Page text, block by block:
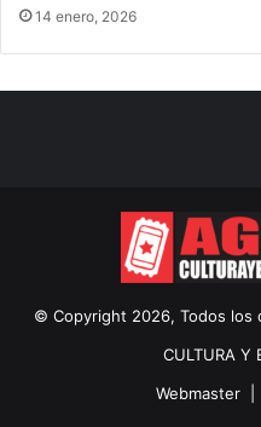
14 enero, 2026
© Copyright 2026, Todos
CULTURA Y
Webmaster |